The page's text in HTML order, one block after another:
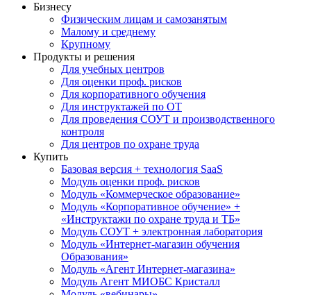
Бизнесу
Физическим лицам и самозанятым
Малому и среднему
Крупному
Продукты и решения
Для учебных центров
Для оценки проф. рисков
Для корпоративного обучения
Для инструктажей по ОТ
Для проведения СОУТ и производственного
контроля
Для центров по охране труда
Купить
Базовая версия + технология SaaS
Модуль оценки проф. рисков
Модуль «Коммерческое образование»
Модуль «Корпоративное обучение» +
«Инструктажи по охране труда и ТБ»
Модуль СОУТ + электронная лаборатория
Модуль «Интернет-магазин обучения
Образования»
Модуль «Агент Интернет-магазина»
Модуль Агент МИОБС Кристалл